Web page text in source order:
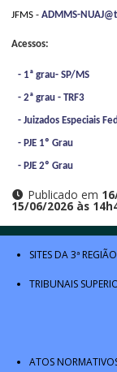
JFMS - ADMMS-
Acessos:
- 1ª grau- SP/MS
- 2ª grau - TRF3
- Juizados Especiais
- PJE 1º Grau
- PJE 2º Grau
Publicado em
15/06/2026 às
SITES DA 3ª REGIÃO
TRIBUNAIS
ATOS